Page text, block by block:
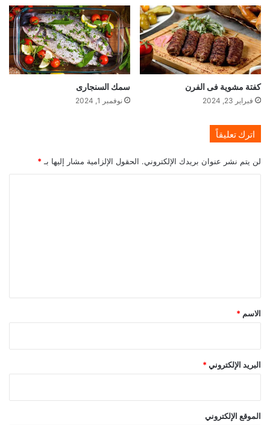
كفتة مشوية فى الفرن
فبراير 23, 2024
سمك السنجارى
نوفمبر 1, 2024
اترك تعليقاً
لن يتم نشر عنوان بريدك الإلكتروني. الحقول الإلزامية مشار إليها بـ *
*
الاسم *
البريد الإلكتروني *
الموقع الإلكتروني